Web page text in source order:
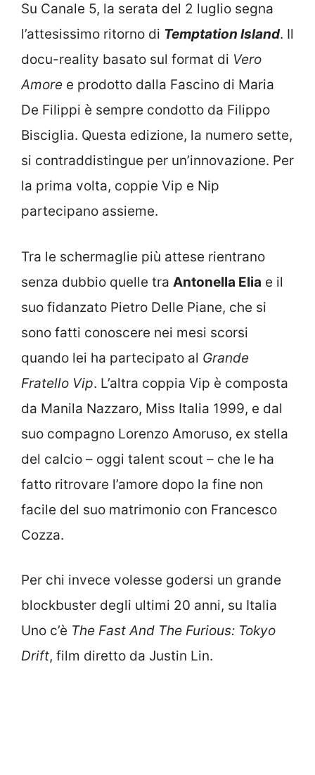
Su Canale 5, la serata del 2 luglio segna
l’attesissimo ritorno di Temptation Island. Il
docu-reality basato sul format di Vero
Amore e prodotto dalla Fascino di Maria
De Filippi è sempre condotto da Filippo
Bisciglia. Questa edizione, la numero sette,
si contraddistingue per un’innovazione. Per
la prima volta, coppie Vip e Nip
partecipano assieme.
Tra le schermaglie più attese rientrano
senza dubbio quelle tra Antonella Elia e il
suo fidanzato Pietro Delle Piane, che si
sono fatti conoscere nei mesi scorsi
quando lei ha partecipato al Grande
Fratello Vip. L’altra coppia Vip è composta
da Manila Nazzaro, Miss Italia 1999, e dal
suo compagno Lorenzo Amoruso, ex stella
del calcio – oggi talent scout – che le ha
fatto ritrovare l’amore dopo la fine non
facile del suo matrimonio con Francesco
Cozza.
Per chi invece volesse godersi un grande
blockbuster degli ultimi 20 anni, su Italia
Uno c’è The Fast And The Furious: Tokyo
Drift, film diretto da Justin Lin.